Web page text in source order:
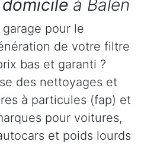
à Balen
pour le
de votre filtre
bas et garanti ?
des nettoyages et
à particules (fap) et
pour voitures,
et poids lourds